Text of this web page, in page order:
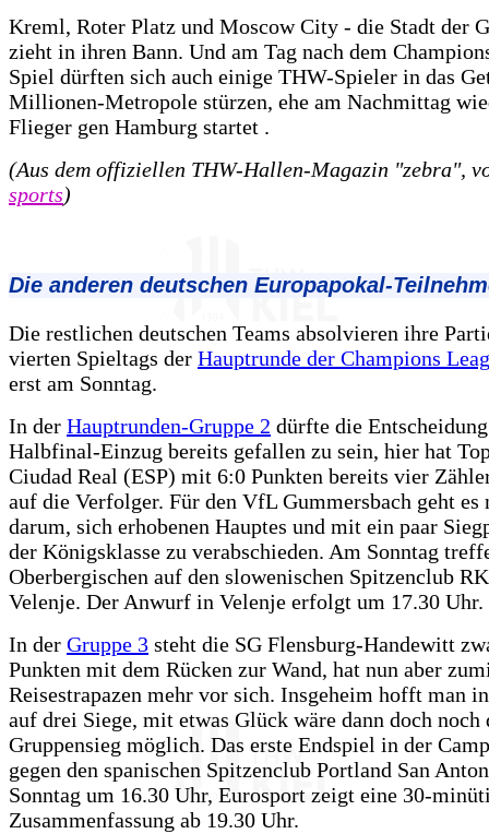
Kreml, Roter Platz und Moscow City - die Stadt der
zieht in ihren Bann. Und am Tag nach dem
Spiel dürften sich auch einige THW-Spieler in das
Millionen-Metropole stürzen, ehe am Nachmittag
Flieger gen Hamburg startet .
(Aus dem offiziellen THW-Hallen-Magazin "zebra",
sports)
Die anderen deutschen Europapokal-
Die restlichen deutschen Teams absolvieren ihre
vierten Spieltags der Hauptrunde der Champions
erst am Sonntag.
In der Hauptrunden-Gruppe 2 dürfte die
Halbfinal-Einzug bereits gefallen zu sein, hier hat
Ciudad Real (ESP) mit 6:0 Punkten bereits vier
auf die Verfolger. Für den VfL Gummersbach geht
darum, sich erhobenen Hauptes und mit ein paar
der Königsklasse zu verabschieden. Am Sonntag
Oberbergischen auf den slowenischen Spitzenclub
Velenje. Der Anwurf in Velenje erfolgt um 17.30 Uhr.
In der Gruppe 3 steht die SG Flensburg-Handewitt
Punkten mit dem Rücken zur Wand, hat nun aber
Reisestrapazen mehr vor sich. Insgeheim hofft man
auf drei Siege, mit etwas Glück wäre dann doch noch
Gruppensieg möglich. Das erste Endspiel in der
gegen den spanischen Spitzenclub Portland San
Sonntag um 16.30 Uhr, Eurosport zeigt eine 30-
Zusammenfassung ab 19.30 Uhr.